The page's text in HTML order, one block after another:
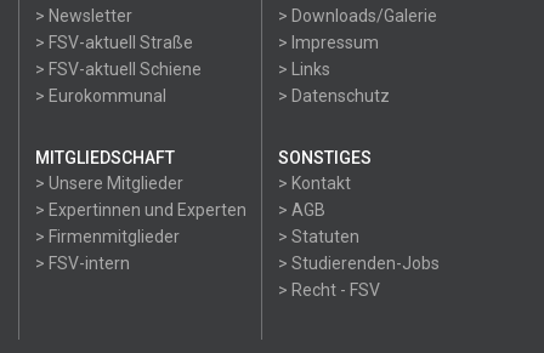
> Newsletter
> FSV-aktuell Straße
> FSV-aktuell Schiene
> Eurokommunal
> Downloads/Galerie
> Impressum
> Links
> Datenschutz
MITGLIEDSCHAFT
> Unsere Mitglieder
> Expertinnen und Experten
> Firmenmitglieder
> FSV-intern
SONSTIGES
> Kontakt
> AGB
> Statuten
> Studierenden-Jobs
> Recht - FSV